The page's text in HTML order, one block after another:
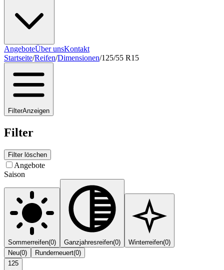
AngeboteÜber unsKontakt
Startseite/Reifen/Dimensionen/125/55 R15
FilterAnzeigen
Filter
Filter löschen
Angebote
Saison
Sommerreifen(0) Ganzjahresreifen(0) Winterreifen(0)
Neu(0) Runderneuert(0)
125